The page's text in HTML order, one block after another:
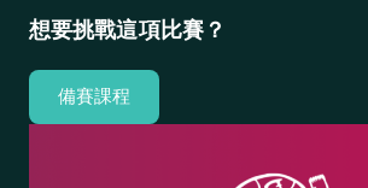
想要挑戰這項比賽？
備賽課程